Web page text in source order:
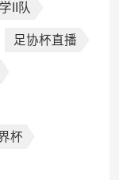
II队
足协杯直播
杯